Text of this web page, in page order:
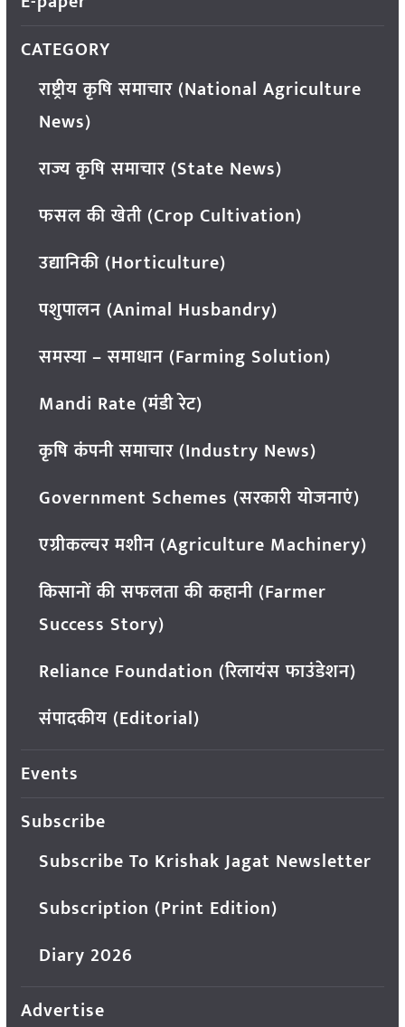
CATEGORY
राष्ट्रीय कृषि समाचार (National Agriculture
News)
राज्य कृषि समाचार (State News)
फसल की खेती (Crop Cultivation)
उद्यानिकी (Horticulture)
पशुपालन (Animal Husbandry)
समस्या – समाधान (Farming Solution)
Mandi Rate (मंडी रेट)
कृषि कंपनी समाचार (Industry News)
Government Schemes (सरकारी योजनाएं)
एग्रीकल्चर मशीन (Agriculture Machinery)
किसानों की सफलता की कहानी (Farmer
Success Story)
Reliance Foundation (रिलायंस फाउंडेशन)
संपादकीय (Editorial)
Events
Subscribe
Subscribe To Krishak Jagat Newsletter
Subscription (Print Edition)
Diary 2026
Advertise